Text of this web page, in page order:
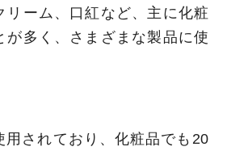
リーム、口紅など、主に化粧
が多く、さまざまな製品に使
用されており、化粧品でも20